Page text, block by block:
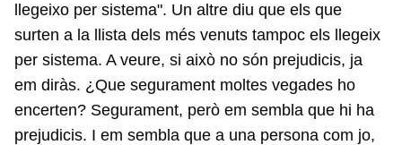
llegeixo per sistema". Un altre diu que els que
surten a la llista dels més venuts tampoc els llegeix
per sistema. A veure, si això no són prejudicis, ja
em diràs. ¿Que segurament moltes vegades ho
encerten? Segurament, però em sembla que hi ha
prejudicis. I em sembla que a una persona com jo,